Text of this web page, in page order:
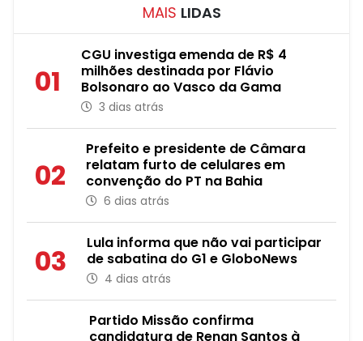
MAIS LIDAS
01
CGU investiga emenda de R$ 4
milhões destinada por Flávio
Bolsonaro ao Vasco da Gama
3 dias atrás
02
Prefeito e presidente de Câmara
relatam furto de celulares em
convenção do PT na Bahia
6 dias atrás
03
Lula informa que não vai participar
de sabatina do G1 e GloboNews
4 dias atrás
Partido Missão confirma
candidatura de Renan Santos à